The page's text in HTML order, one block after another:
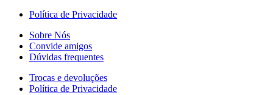
Política de Privacidade
Sobre Nós
Convide amigos
Dúvidas frequentes
Trocas e devoluções
Política de Privacidade